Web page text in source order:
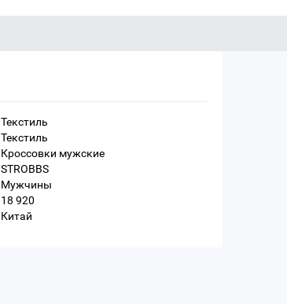
Текстиль
Текстиль
Кроссовки мужские
STROBBS
Мужчины
18 920
Китай